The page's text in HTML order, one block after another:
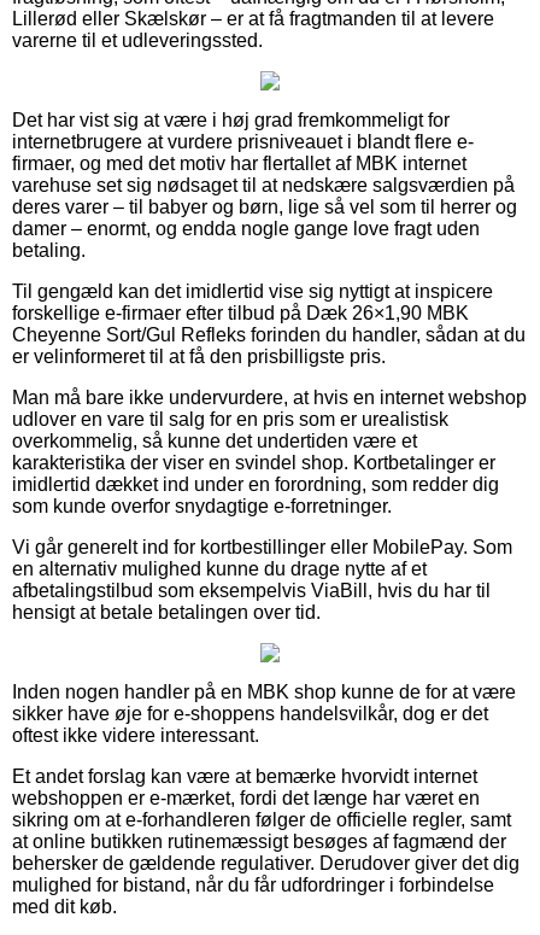
Lillerød eller Skælskør – er at få fragtmanden til at levere
varerne til et udleveringssted.
Det har vist sig at være i høj grad fremkommeligt for
internetbrugere at vurdere prisniveauet i blandt flere e-
firmaer, og med det motiv har flertallet af MBK internet
varehuse set sig nødsaget til at nedskære salgsværdien på
deres varer – til babyer og børn, lige så vel som til herrer og
damer – enormt, og endda nogle gange love fragt uden
betaling.
Til gengæld kan det imidlertid vise sig nyttigt at inspicere
forskellige e-firmaer efter tilbud på Dæk 26×1,90 MBK
Cheyenne Sort/Gul Refleks forinden du handler, sådan at du
er velinformeret til at få den prisbilligste pris.
Man må bare ikke undervurdere, at hvis en internet webshop
udlover en vare til salg for en pris som er urealistisk
overkommelig, så kunne det undertiden være et
karakteristika der viser en svindel shop. Kortbetalinger er
imidlertid dækket ind under en forordning, som redder dig
som kunde overfor snydagtige e-forretninger.
Vi går generelt ind for kortbestillinger eller MobilePay. Som
en alternativ mulighed kunne du drage nytte af et
afbetalingstilbud som eksempelvis ViaBill, hvis du har til
hensigt at betale betalingen over tid.
Inden nogen handler på en MBK shop kunne de for at være
sikker have øje for e-shoppens handelsvilkår, dog er det
oftest ikke videre interessant.
Et andet forslag kan være at bemærke hvorvidt internet
webshoppen er e-mærket, fordi det længe har været en
sikring om at e-forhandleren følger de officielle regler, samt
at online butikken rutinemæssigt besøges af fagmænd der
behersker de gældende regulativer. Derudover giver det dig
mulighed for bistand, når du får udfordringer i forbindelse
med dit køb.